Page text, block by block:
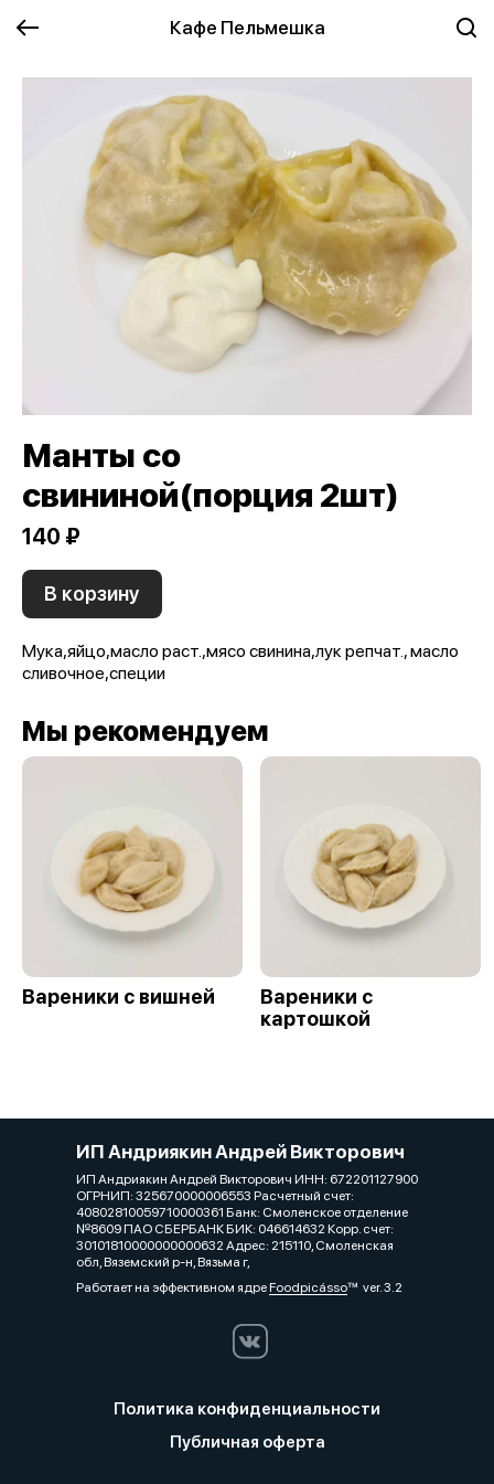
Кафе Пельмешка
Манты со
свининой(порция 2шт)
140 ₽
В корзину
Мука,яйцо,масло раст.,мясо свинина,лук репчат., масло
сливочное,специи
Мы рекомендуем
Вареники с вишней
Вареники с
картошкой
ИП Андриякин Андрей Викторович
ИП Андриякин Андрей Викторович ИНН: 672201127900
ОГРНИП: 325670000006553 Расчетный счет:
40802810059710000361 Банк: Смоленское отделение
№8609 ПАО СБЕРБАНК БИК: 046614632 Корр. счет:
30101810000000000632 Адрес: 215110, Смоленская
обл, Вяземский р-н, Вязьма г,
Работает на эффективном ядреFoodpicássover. 3.2
Политика конфиденциальности
Публичная оферта